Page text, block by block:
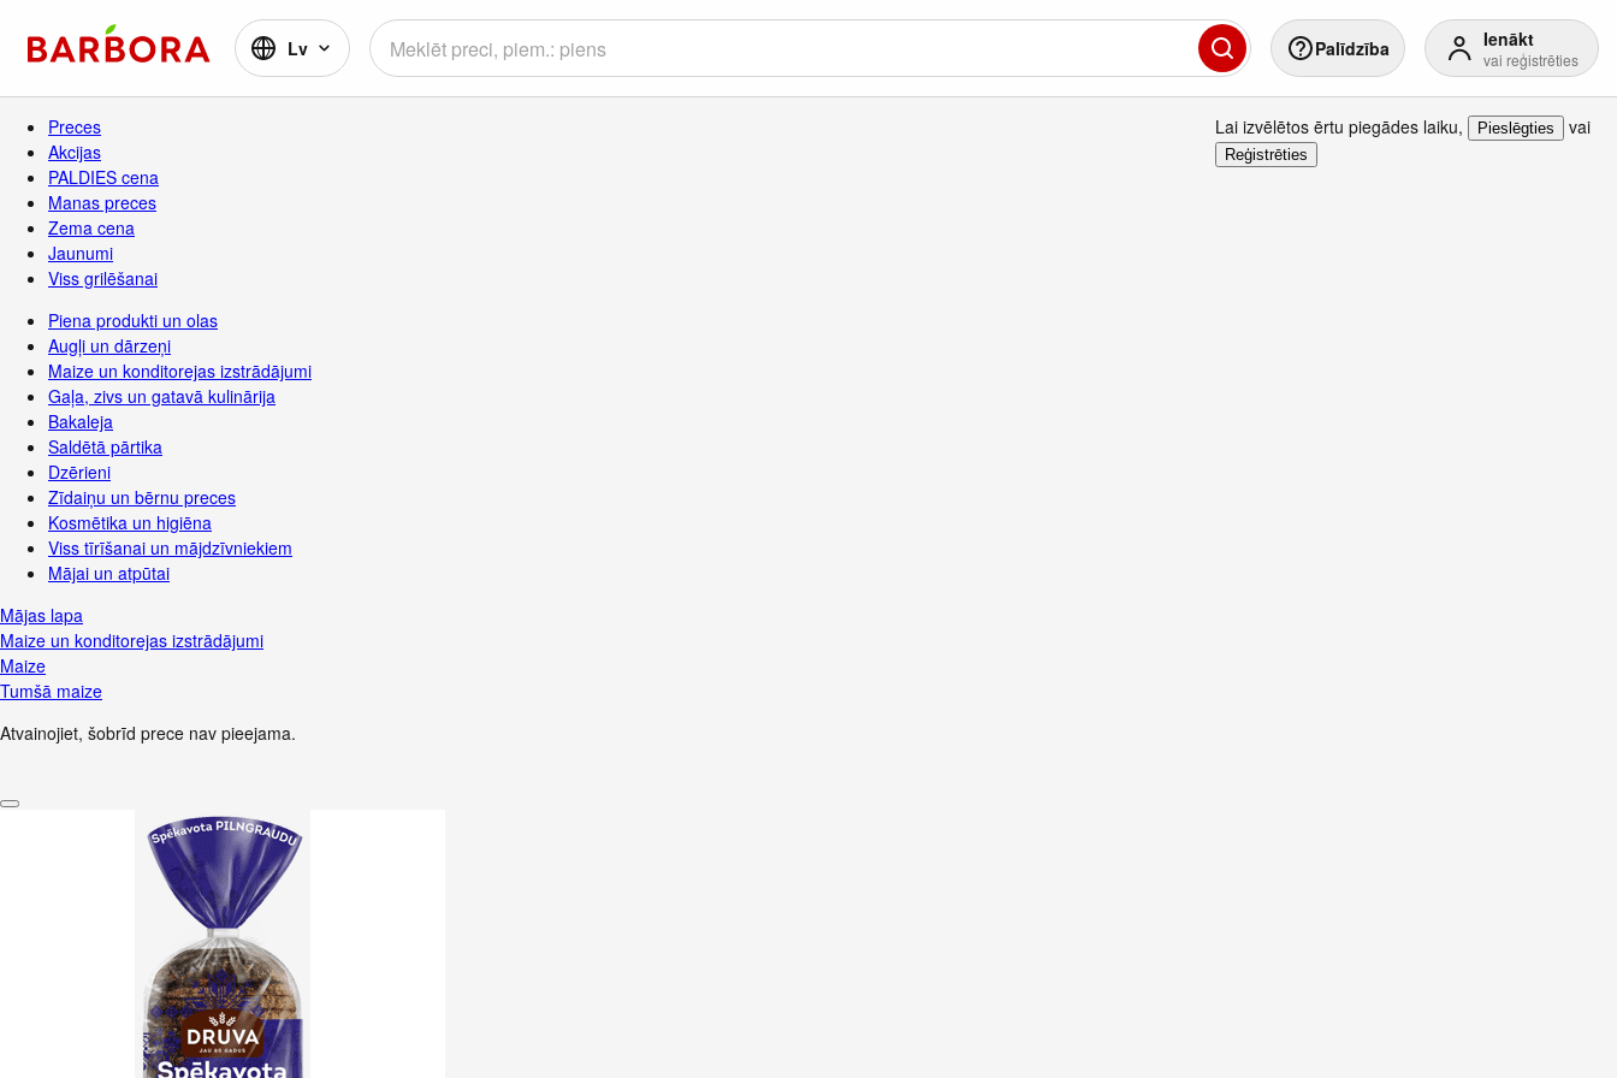
Lv Palīdzība Ienākt
vai reģistrēties
Preces
Akcijas
PALDIES cena
Manas preces
Zema cena
Jaunumi
Viss grilēšanai
Piena produkti un olas
Augļi un dārzeņi
Maize un konditorejas izstrādājumi
Gaļa, zivs un gatavā kulinārija
Bakaleja
Saldētā pārtika
Dzērieni
Zīdaiņu un bērnu preces
Kosmētika un higiēna
Viss tīrīšanai un mājdzīvniekiem
Mājai un atpūtai
Mājas lapa
Maize un konditorejas izstrādājumi
Maize
Tumšā maize
Lai izvēlētos ērtu piegādes laiku, Pieslēgties vai
Reģistrēties
Atvainojiet, šobrīd prece nav pieejama.